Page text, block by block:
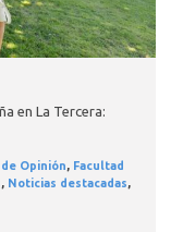
en La Tercera:
de Opinión, Facultad
, Noticias destacadas,